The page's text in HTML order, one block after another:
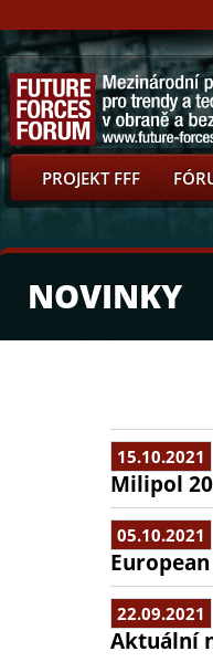
PROJEKT FFF
NOVINKY
15.10.2021
Milipol
05.10.2021
22.09.2021
Aktuální